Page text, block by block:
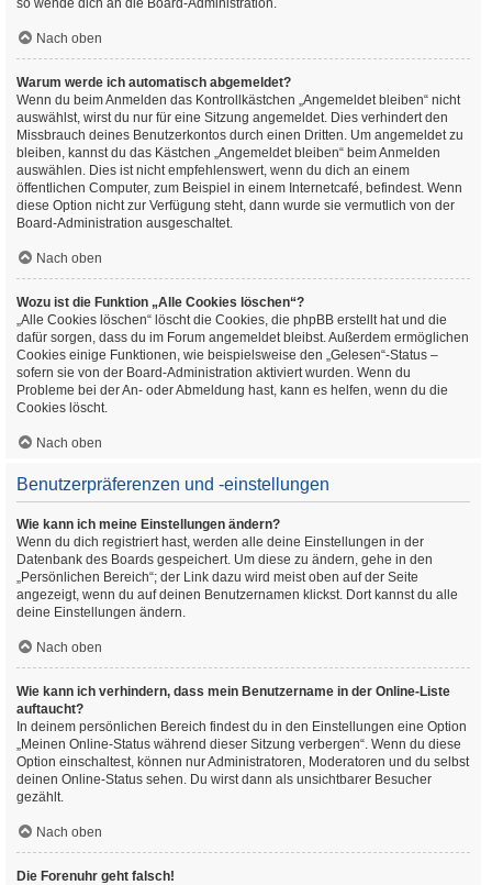
so wende dich an die Board-Administration.
Nach oben
Warum werde ich automatisch abgemeldet?
Wenn du beim Anmelden das Kontrollkästchen „Angemeldet bleiben“ nicht
auswählst, wirst du nur für eine Sitzung angemeldet. Dies verhindert den
Missbrauch deines Benutzerkontos durch einen Dritten. Um angemeldet zu
bleiben, kannst du das Kästchen „Angemeldet bleiben“ beim Anmelden
auswählen. Dies ist nicht empfehlenswert, wenn du dich an einem
öffentlichen Computer, zum Beispiel in einem Internetcafé, befindest. Wenn
diese Option nicht zur Verfügung steht, dann wurde sie vermutlich von der
Board-Administration ausgeschaltet.
Nach oben
Wozu ist die Funktion „Alle Cookies löschen“?
„Alle Cookies löschen“ löscht die Cookies, die phpBB erstellt hat und die
dafür sorgen, dass du im Forum angemeldet bleibst. Außerdem ermöglichen
Cookies einige Funktionen, wie beispielsweise den „Gelesen“-Status –
sofern sie von der Board-Administration aktiviert wurden. Wenn du
Probleme bei der An- oder Abmeldung hast, kann es helfen, wenn du die
Cookies löscht.
Nach oben
Benutzerpräferenzen und -einstellungen
Wie kann ich meine Einstellungen ändern?
Wenn du dich registriert hast, werden alle deine Einstellungen in der
Datenbank des Boards gespeichert. Um diese zu ändern, gehe in den
„Persönlichen Bereich“; der Link dazu wird meist oben auf der Seite
angezeigt, wenn du auf deinen Benutzernamen klickst. Dort kannst du alle
deine Einstellungen ändern.
Nach oben
Wie kann ich verhindern, dass mein Benutzername in der Online-Liste
auftaucht?
In deinem persönlichen Bereich findest du in den Einstellungen eine Option
„Meinen Online-Status während dieser Sitzung verbergen“. Wenn du diese
Option einschaltest, können nur Administratoren, Moderatoren und du selbst
deinen Online-Status sehen. Du wirst dann als unsichtbarer Besucher
gezählt.
Nach oben
Die Forenuhr geht falsch!